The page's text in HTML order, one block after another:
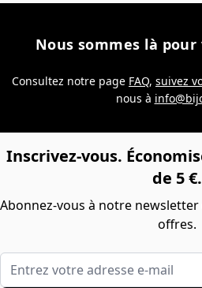
Nous sommes là pour
Consultez notre page FAQ, suivez
nous à
Inscrivez-vous.
de 5 €.
Abonnez-vous à notre
offres.
Entrez votre adresse e-mail